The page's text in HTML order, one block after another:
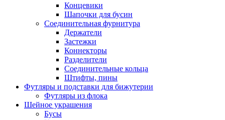
Концевики
Шапочки для бусин
Соединительная фурнитура
Держатели
Застежки
Коннекторы
Разделители
Соединительные кольца
Штифты, пины
Футляры и подставки для бижутерии
Футляры из флока
Шейное украшения
Бусы